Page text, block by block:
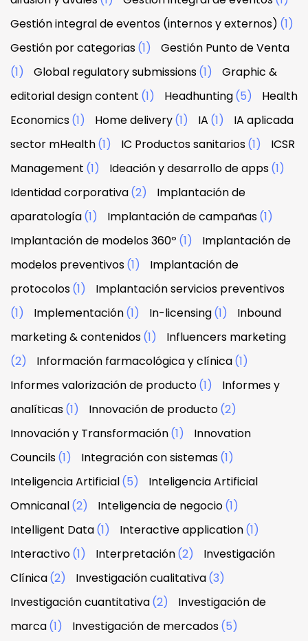
Gestión integral de eventos (internos y externos) (1)
Gestión por categorias(1)
Gestión Punto de Venta
(1)
Global regulatory submissions(1)
Graphic &
editorial design content (1) Headhunting(5)
Health
Economics(1) Home delivery(1) IA (1)
IA aplicada
sector mHealth(1) IC Productos sanitarios(1)
ICSR
Management (1) Ideación y desarrollo de apps(1)
Identidad corporativa(2)
Implantación de
aparatología(1) Implantación de campañas(1)
Implantación de modelos 360º (1)
Implantación de
modelos preventivos(1)
Implantación de
protocolos(1)
Implantación servicios preventivos
(1)
Implementación(1) In-licensing(1)
Inbound
marketing & contenidos(1)
Influencers marketing
(2)
Información farmacológica y clínica(1)
Informes valorización de producto(1)
Informes y
analíticas(1) Innovación de producto(2)
Innovación y Transformación(1)
Innovation
Councils(1) Integración con sistemas(1)
Inteligencia Artificial(5)
Inteligencia Artificial
Omnicanal(2) Inteligencia de negocio(1)
Intelligent Data(1) Interactive application(1)
Interactivo(1) Interpretación(2)
Investigación
Clínica(2) Investigación cualitativa(3)
Investigación cuantitativa(2)
Investigación de
marca(1) Investigación de mercados(5)